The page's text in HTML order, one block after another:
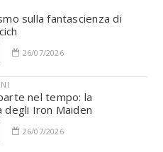
sulla fantascienza di
26/07/2026
nel tempo: la
degli Iron Maiden
26/07/2026